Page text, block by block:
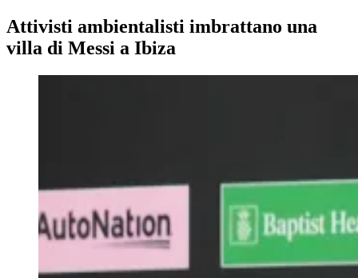
Attivisti ambientalisti imbrattano una
villa di Messi a Ibiza